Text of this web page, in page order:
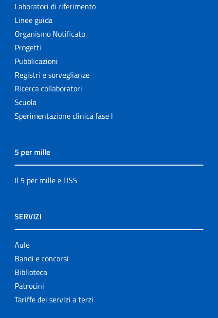
Laboratori di riferimento
Linee guida
Organismo Notificato
Progetti
Pubblicazioni
Registri e sorveglianze
Ricerca collaboratori
Scuola
Sperimentazione clinica fase I
5 per mille
Il 5 per mille e l'ISS
SERVIZI
Aule
Bandi e concorsi
Biblioteca
Patrocini
Tariffe dei servizi a terzi